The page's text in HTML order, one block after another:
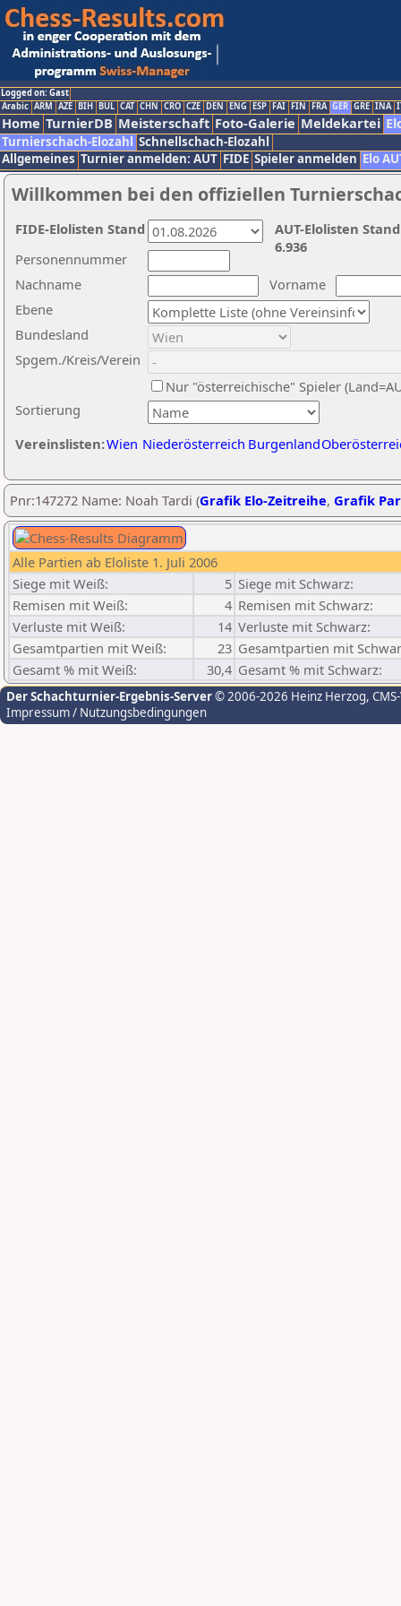
Logged on: Gast
Arabic ARM AZE BIH BUL CAT CHN CRO CZE DEN ENG ESP FAI FIN FRA GER GRE INA
Home TurnierDB Meisterschaft Foto-Galerie Meldekartei
Turnierschach-Elozahl Schnellschach-Elozahl
Allgemeines Turnier anmelden: AUT FIDE Spieler anmelden Elo
Willkommen bei den offiziellen
Nachname
Vorname
Ebene
Sortierung
Personennummer
Bundesland
Spgem./Kreis/Verein
Nur "österreichische" Spieler
Vereinslisten:Wien Niederösterreich Burgenland
AUT-Elolisten
6.936
FIDE-Elolisten Stand
Pnr:147272 Name: Noah Tardi (Grafik Elo-Zeitreihe, Grafik
Alle Partien ab Eloliste 1. Juli 2006
Siege mit Weiß:
5 Siege mit Schwarz:
Remisen mit Weiß:
4 Remisen mit Schwarz:
Verluste mit Weiß:
14 Verluste mit Schwarz:
Gesamtpartien mit Weiß:
23 Gesamtpartien mit
Gesamt % mit Weiß:
30,4 Gesamt % mit Schwarz:
Der Schachturnier-Ergebnis-Server© 2006-2026 Heinz Herzog,
Impressum / Nutzungsbedingungen